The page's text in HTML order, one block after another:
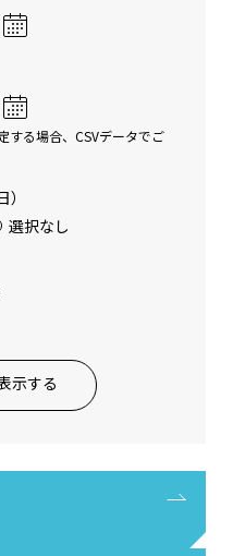
る場合、CSVデータでご
選択なし
示する